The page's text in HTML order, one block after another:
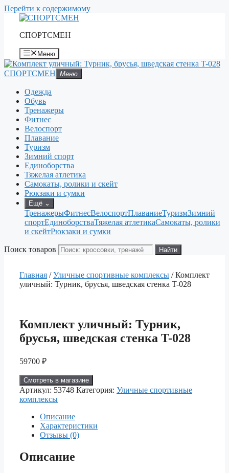
Перейти к содержимому
СПОРТСМЕН
Меню
СПОРТСМЕН Меню
Одежда
Обувь
Тренажеры
Фитнес
Велоспорт
Плавание
Туризм
Зимний спорт
Единоборства
Тяжелая атлетика
Самокаты, ролики и скейт
Рюкзаки и сумки
Ещё ⌄
ТренажерыФитнесВелоспортПлаваниеТуризмЗимний
спортЕдиноборстваТяжелая атлетикаСамокаты, ролики
и скейтРюкзаки и сумки
Поиск товаров Найти
Главная /Уличные спортивные комплексы / Комплект
уличный: Турник, брусья, шведская стенка T-028
Комплект уличный: Турник,
брусья, шведская стенка T-028
59700 ₽
Смотреть в магазине
Артикул: 53748 Категория: Уличные спортивные
комплексы
Описание
Характеристики
Отзывы (0)
Описание